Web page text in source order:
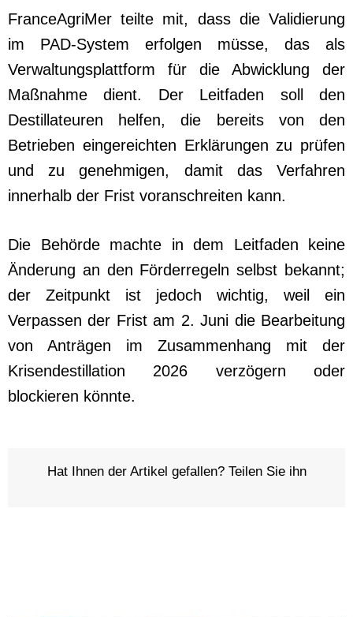
FranceAgriMer teilte mit, dass die Validierung
im PAD-System erfolgen müsse, das als
Verwaltungsplattform für die Abwicklung der
Maßnahme dient. Der Leitfaden soll den
Destillateuren helfen, die bereits von den
Betrieben eingereichten Erklärungen zu prüfen
und zu genehmigen, damit das Verfahren
innerhalb der Frist voranschreiten kann.
Die Behörde machte in dem Leitfaden keine
Änderung an den Förderregeln selbst bekannt;
der Zeitpunkt ist jedoch wichtig, weil ein
Verpassen der Frist am 2. Juni die Bearbeitung
von Anträgen im Zusammenhang mit der
Krisendestillation 2026 verzögern oder
blockieren könnte.
Hat Ihnen der Artikel gefallen? Teilen Sie ihn